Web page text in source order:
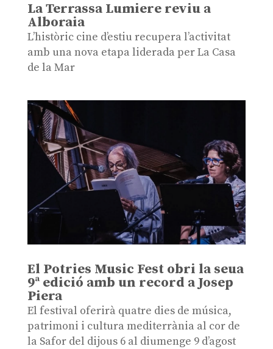
La Terrassa Lumiere reviu a
Alboraia
L’històric cine d’estiu recupera l’activitat
amb una nova etapa liderada per La Casa
de la Mar
El Potries Music Fest obri la seua
9ª edició amb un record a Josep
Piera
El festival oferirà quatre dies de música,
patrimoni i cultura mediterrània al cor de
la Safor del dijous 6 al diumenge 9 d’agost